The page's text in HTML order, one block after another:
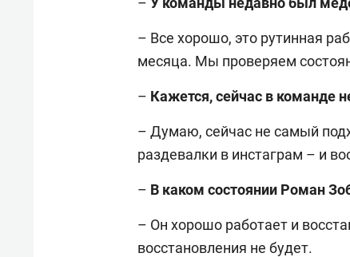
– Все хорошо, это рутинная
месяца. Мы проверяем
– Кажется, сейчас в команде
– Думаю, сейчас не самый
раздевалки в инстаграм – и
– В каком состоянии Роман
– Он хорошо работает и
восстановления не будет.